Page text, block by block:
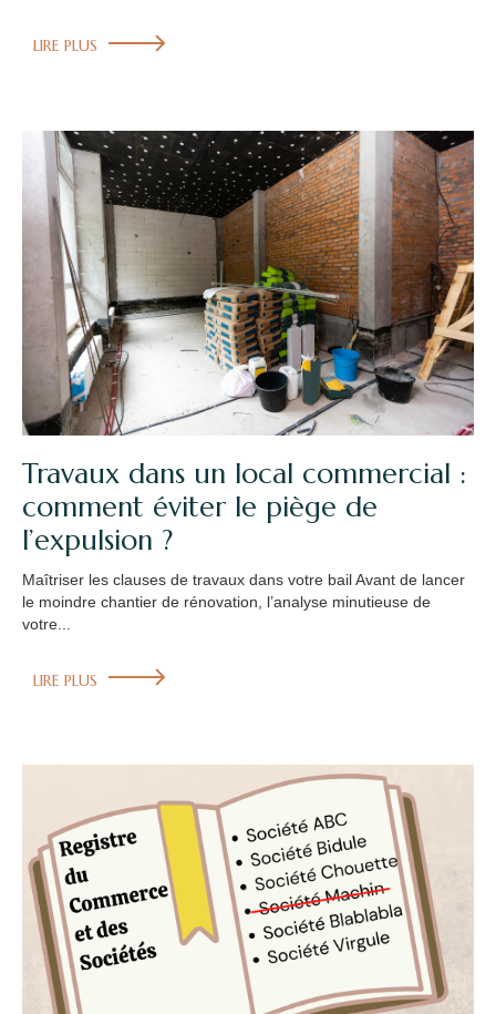
LIRE PLUS
Travaux dans un local commercial :
comment éviter le piège de
l’expulsion ?
Maîtriser les clauses de travaux dans votre bail Avant de lancer
le moindre chantier de rénovation, l’analyse minutieuse de
votre...
LIRE PLUS